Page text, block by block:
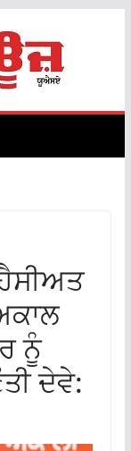
ਨੂੰ
ਦੇਵੇ: